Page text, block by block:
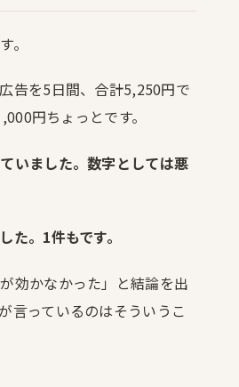
。
告を5日間、合計5,250円で
円ちょっとです。
いました。数字としては悪
た。1件もです。
効かなかった」と結論を出
言っているのはそういうこ